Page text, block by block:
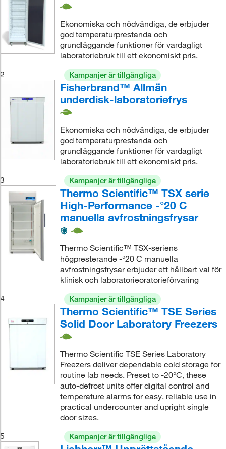
Ekonomiska och nödvändiga, de erbjuder
god temperaturprestanda och
grundläggande funktioner för vardagligt
laboratoriebruk till ett ekonomiskt pris.
2
Kampanjer är tillgängliga
Fisherbrand™ Allmän
underdisk-laboratoriefrys
Ekonomiska och nödvändiga, de erbjuder
god temperaturprestanda och
grundläggande funktioner för vardagligt
laboratoriebruk till ett ekonomiskt pris.
3
Kampanjer är tillgängliga
Thermo Scientific™ TSX serie
High-Performance -°20 C
manuella avfrostningsfrysar
Thermo Scientific™ TSX-seriens
högpresterande -°20 C manuella
avfrostningsfrysar erbjuder ett hållbart val för
klinisk och laboratorieoratorieförvaring
4
Kampanjer är tillgängliga
Thermo Scientific™ TSE Series
Solid Door Laboratory Freezers
Thermo Scientific TSE Series Laboratory
Freezers deliver dependable cold storage for
routine lab needs. Preset to -20°C, these
auto-defrost units offer digital control and
temperature alarms for easy, reliable use in
practical undercounter and upright single
door sizes.
5
Kampanjer är tillgängliga